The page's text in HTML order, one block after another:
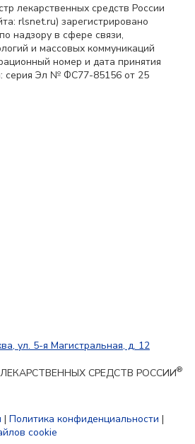
лекарственных средств России
rlsnet.ru) зарегистрировано
надзору в сфере связи,
и массовых коммуникаций
номер и дата принятия
серия Эл № ФС77-85156 от 25
ул. 5-я Магистральная, д. 12
ЛЕКАРСТВЕННЫХ СРЕДСТВ РОССИИ®
| Политика конфиденциальности |
cookie